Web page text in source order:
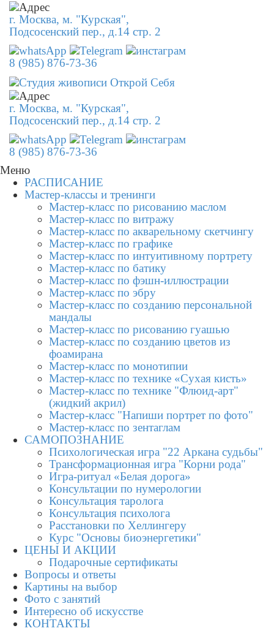
г. Москва, м. "Курская",
Подсосенский пер., д.14 стр. 2
8 (985) 876-73-36
г. Москва, м. "Курская",
Подсосенский пер., д.14 стр. 2
8 (985) 876-73-36
Меню
РАСПИСАНИЕ
Мастер-классы и тренинги
Мастер-класс по рисованию маслом
Мастер-класс по витражу
Мастер-класс по акварельному скетчингу
Мастер-класс по графике
Мастер-класс по интуитивному портрету
Мастер-класс по батику
Мастер-класс по фэшн-иллюстрации
Мастер-класс по эбру
Мастер-класс по созданию персональной
мандалы
Мастер-класс по рисованию гуашью
Мастер-класс по созданию цветов из
фоамирана
Мастер-класс по монотипии
Мастер-класс по технике «Сухая кисть»
Мастер-класс по технике "Флюид-арт"
(жидкий акрил)
Мастер-класс "Напиши портрет по фото"
Мастер-класс по зентаглам
САМОПОЗНАНИЕ
Психологическая игра "22 Аркана судьбы"
Трансформационная игра "Корни рода"
Игра-ритуал «Белая дорога»
Консультации по нумерологии
Консультация таролога
Консультация психолога
Расстановки по Хеллингеру
Курс "Основы биоэнергетики"
ЦЕНЫ И АКЦИИ
Подарочные сертификаты
Вопросы и ответы
Картины на выбор
Фото с занятий
Интересно об искусстве
КОНТАКТЫ